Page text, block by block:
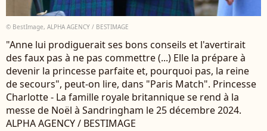
© BestImage, ALPHA AGENCY / BESTIMAGE
"Anne lui prodiguerait ses bons conseils et l'avertirait
des faux pas à ne pas commettre (...) Elle la prépare à
devenir la princesse parfaite et, pourquoi pas, la reine
de secours", peut-on lire, dans "Paris Match". Princesse
Charlotte - La famille royale britannique se rend à la
messe de Noël à Sandringham le 25 décembre 2024.
ALPHA AGENCY / BESTIMAGE